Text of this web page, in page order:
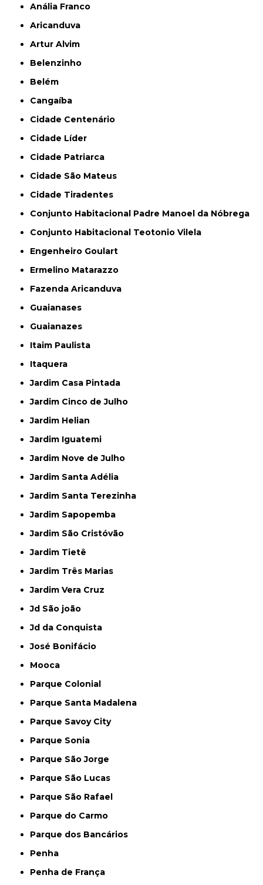
Anália Franco
Aricanduva
Artur Alvim
Belenzinho
Belém
Cangaíba
Cidade Centenário
Cidade Líder
Cidade Patriarca
Cidade São Mateus
Cidade Tiradentes
Conjunto Habitacional Padre Manoel da Nóbrega
Conjunto Habitacional Teotonio Vilela
Engenheiro Goulart
Ermelino Matarazzo
Fazenda Aricanduva
Guaianases
Guaianazes
Itaim Paulista
Itaquera
Jardim Casa Pintada
Jardim Cinco de Julho
Jardim Helian
Jardim Iguatemi
Jardim Nove de Julho
Jardim Santa Adélia
Jardim Santa Terezinha
Jardim Sapopemba
Jardim São Cristóvão
Jardim Tietê
Jardim Três Marias
Jardim Vera Cruz
Jd São joão
Jd da Conquista
José Bonifácio
Mooca
Parque Colonial
Parque Santa Madalena
Parque Savoy City
Parque Sonia
Parque São Jorge
Parque São Lucas
Parque São Rafael
Parque do Carmo
Parque dos Bancários
Penha
Penha de França